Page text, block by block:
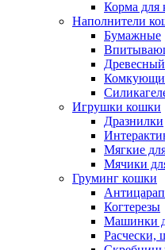
Корма для
Наполнители
Бумажные
Древесный
Игрушки кошки
Дразнилки
Мягкие
Мячики
Груминг кошки
Когтерезы
Машинки
Расчески,